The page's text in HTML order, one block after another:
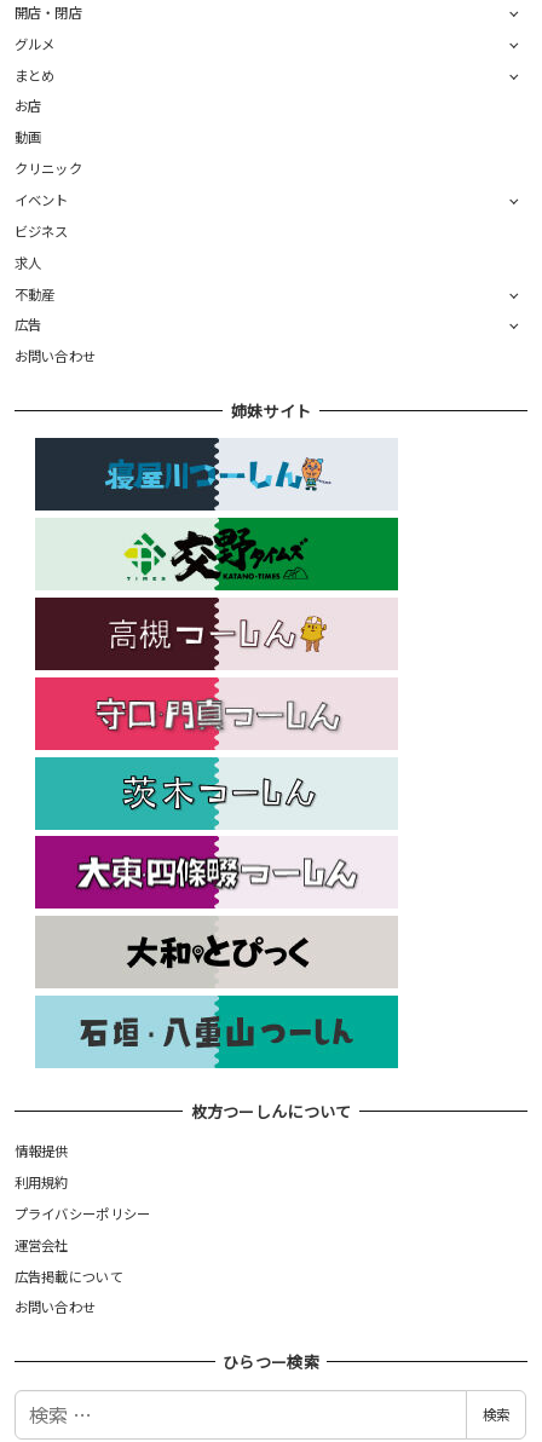
開店・閉店
グルメ
まとめ
お店
動画
クリニック
イベント
ビジネス
求人
不動産
広告
お問い合わせ
姉妹サイト
枚方つーしんについて
情報提供
利用規約
プライバシーポリシー
運営会社
広告掲載について
お問い合わせ
ひらつー検索
検
検索